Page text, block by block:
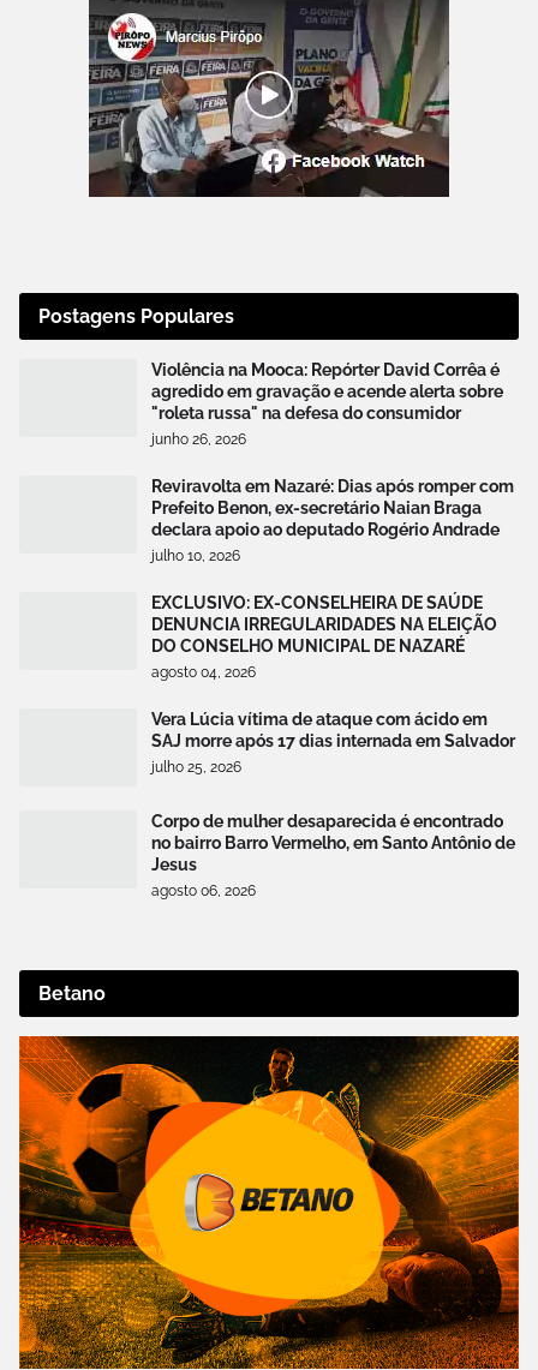
Postagens Populares
Violência na Mooca: Repórter David Corrêa é
agredido em gravação e acende alerta sobre
"roleta russa" na defesa do consumidor
junho 26, 2026
Reviravolta em Nazaré: Dias após romper com
Prefeito Benon, ex-secretário Naian Braga
declara apoio ao deputado Rogério Andrade
julho 10, 2026
EXCLUSIVO: EX-CONSELHEIRA DE SAÚDE
DENUNCIA IRREGULARIDADES NA ELEIÇÃO
DO CONSELHO MUNICIPAL DE NAZARÉ
agosto 04, 2026
Vera Lúcia vítima de ataque com ácido em
SAJ morre após 17 dias internada em Salvador
julho 25, 2026
Corpo de mulher desaparecida é encontrado
no bairro Barro Vermelho, em Santo Antônio de
Jesus
agosto 06, 2026
Betano